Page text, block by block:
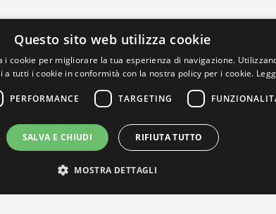
Questo sito web utilizza cookie
i cookie per migliorare la tua esperienza di navigazione.
a tutti i cookie in conformità con la nostra policy per i cookie.
PERFORMANCE TARGETING
SALVA E CHIUDI RIFIUTA TUTTO
MOSTRA DETTAGLI